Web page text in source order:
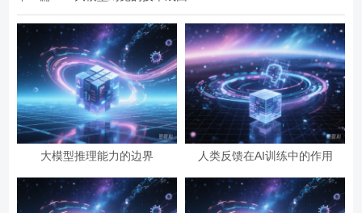
大模型推理能力的边界 人类反馈在AI训练中的作用